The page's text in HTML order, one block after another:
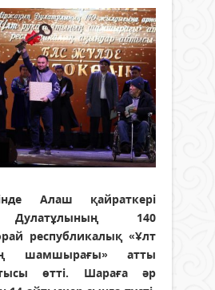
Алаш қайраткері
Дулатұлының 140
республикалық «Ұлт
шамшырағы» атты
өтті. Шараға әр